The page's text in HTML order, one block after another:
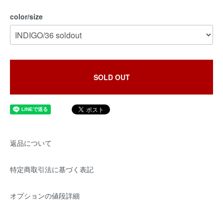
color/size
SOLD OUT
返品について
特定商取引法に基づく表記
オプションの値段詳細